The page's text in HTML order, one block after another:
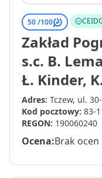
50 /100
Zakład
s.c. B.
Ł. Kinder,
Adres: Tczew, ul.
Kod pocztowy: 83-
REGON: 190060240
Ocena:Brak ocen